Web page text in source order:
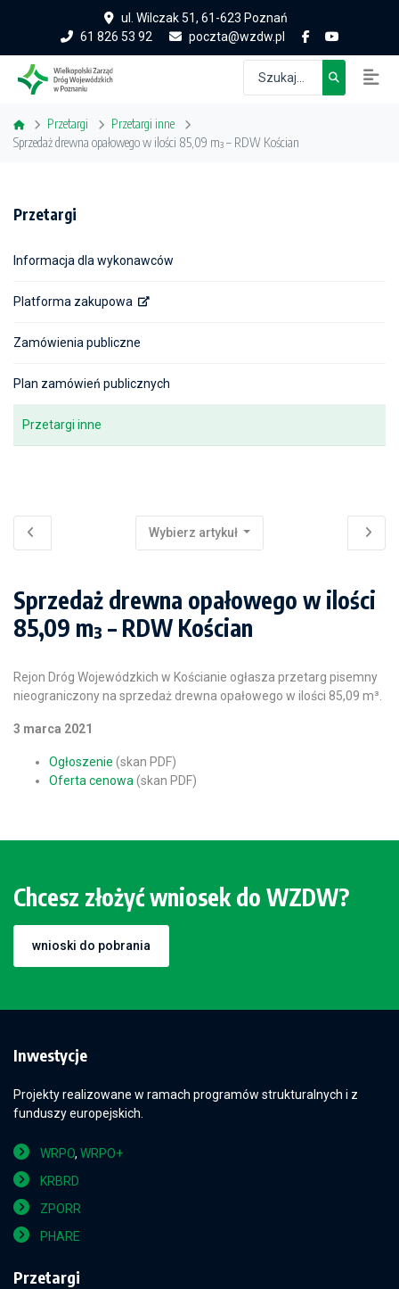
ul. Wilczak 51, 61-623 Poznań
61 826 53 92
poczta@wzdw.pl
Przetargi
Przetargi inne
Sprzedaż drewna opałowego w ilości 85,09 m³ – RDW Kościan
Przetargi
Informacja dla wykonawców
Platforma zakupowa
Zamówienia publiczne
Plan zamówień publicznych
Przetargi inne
Wybierz artykuł
Sprzedaż drewna opałowego w ilości
85,09 m³ – RDW Kościan
Rejon Dróg Wojewódzkich w Kościanie ogłasza przetarg pisemny
nieograniczony na sprzedaż drewna opałowego w ilości 85,09 m³.
3 marca 2021
Ogłoszenie (skan PDF)
Oferta cenowa (skan PDF)
Chcesz złożyć wniosek do WZDW?
wnioski do pobrania
Inwestycje
Projekty realizowane w ramach programów strukturalnych i z
funduszy europejskich.
WRPO, WRPO+
KRBRD
ZPORR
PHARE
Przetargi